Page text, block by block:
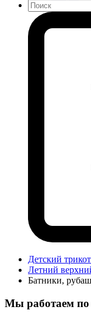
Детский
Летний
Батники,
Мы работаем по